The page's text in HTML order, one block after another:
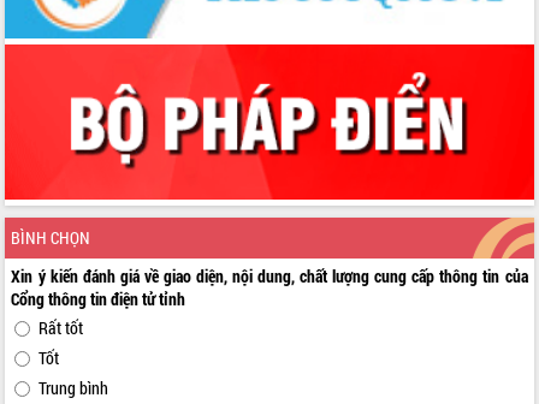
BÌNH CHỌN
Xin ý kiến đánh giá về giao diện, nội dung, chất lượng cung cấp thông tin của
Cổng thông tin điện tử tỉnh
Rất tốt
Tốt
Trung bình